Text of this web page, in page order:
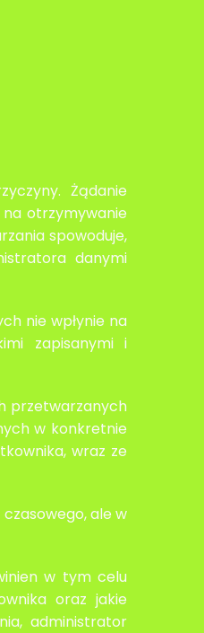
Żądanie
otrzymywanie
spowoduje,
danymi
nie wpłynie na
zapisanymi i
przetwarzanych
w konkretnie
wraz ze
ale w
w tym celu
oraz jakie
administrator